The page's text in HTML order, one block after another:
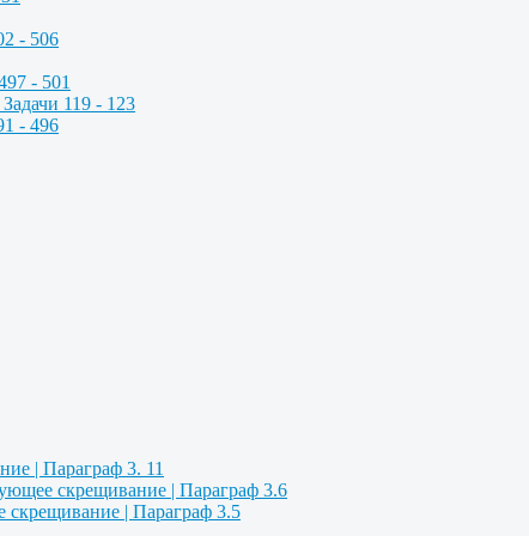
- 506
- 501
119 - 123
- 496
| Параграф 3. 11
скрещивание | Параграф 3.6
скрещивание | Параграф 3.5